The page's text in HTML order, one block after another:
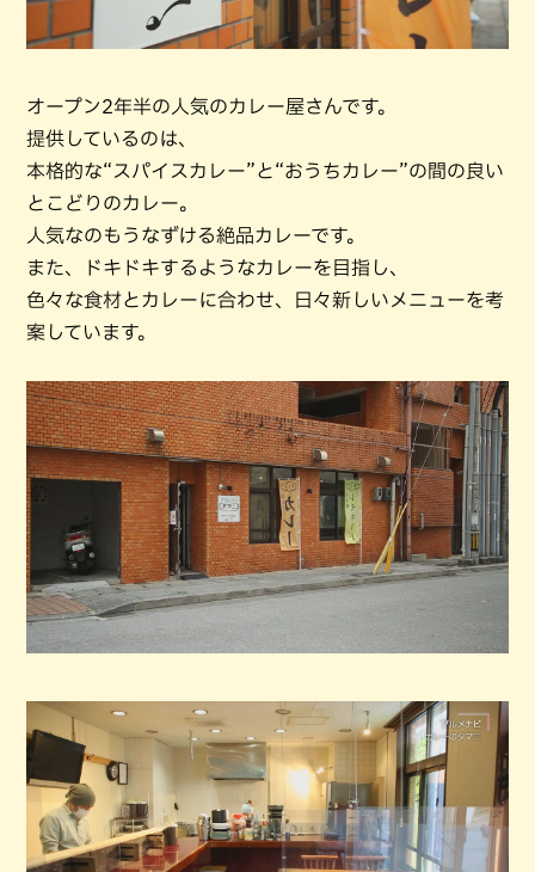
オープン2年半の人気のカレー屋さんです。
提供しているのは、
本格的な“スパイスカレー”と“おうちカレー”の間の良い
とこどりのカレー。
人気なのもうなずける絶品カレーです。
また、ドキドキするようなカレーを目指し、
色々な食材とカレーに合わせ、日々新しいメニューを考
案しています。